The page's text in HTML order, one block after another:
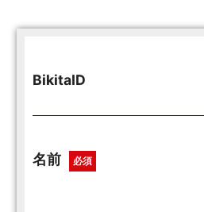
BikitaID
名前 必須